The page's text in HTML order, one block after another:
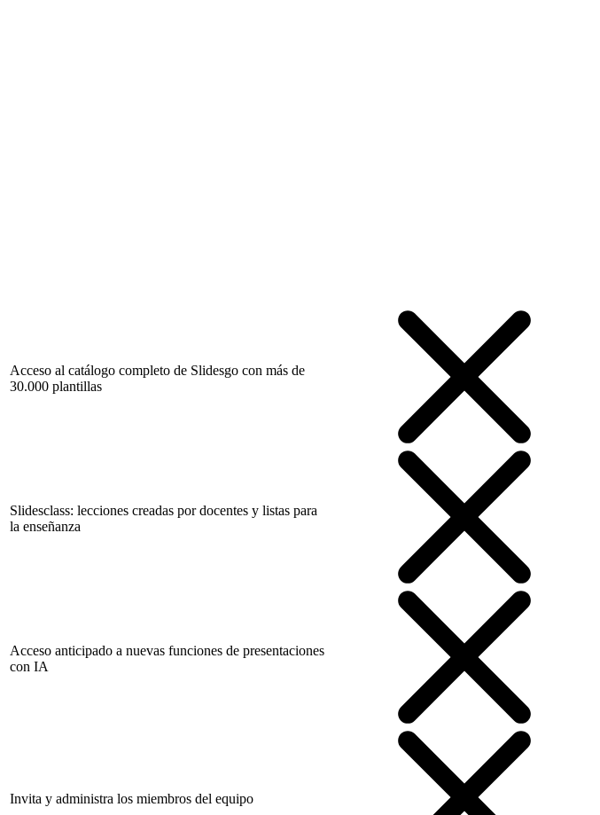
Acceso al catálogo completo de Slidesgo con más de
30.000 plantillas
Slidesclass: lecciones creadas por docentes y listas para
la enseñanza
Acceso anticipado a nuevas funciones de presentaciones
con IA
Invita y administra los miembros del equipo